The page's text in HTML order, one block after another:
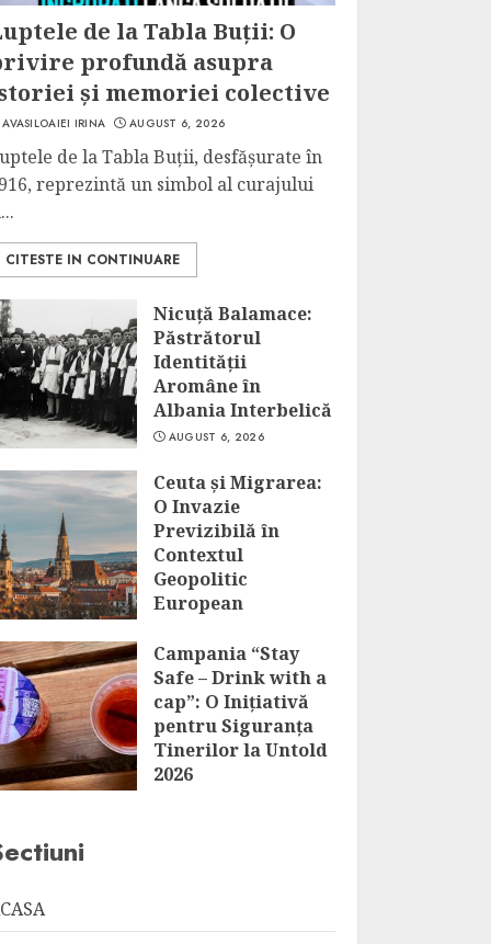
de la Tabla Buții: O
profundă asupra
și memoriei colective
AVASILOAIEI IRINA AUGUST 6, 2026
de la Tabla Buții, desfășurate în
reprezintă un simbol al curajului
CITESTE IN CONTINUARE
Nicuță Balamace:
Păstrătorul
Identității
Aromâne în
Albania Interbelică
AUGUST 6, 2026
Ceuta și Migrarea:
O Invazie
Previzibilă în
Contextul
Geopolitic
European
Campania “Stay
Safe – Drink with a
cap”: O Inițiativă
pentru Siguranța
Tinerilor la Untold
2026